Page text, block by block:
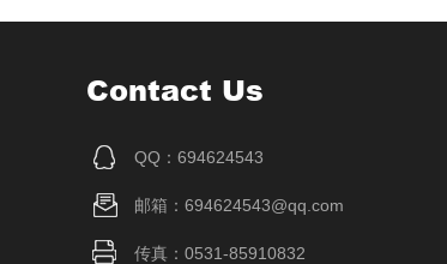
Contact Us
QQ：694624543
邮箱：694624543@qq.com
传真：0531-85910832